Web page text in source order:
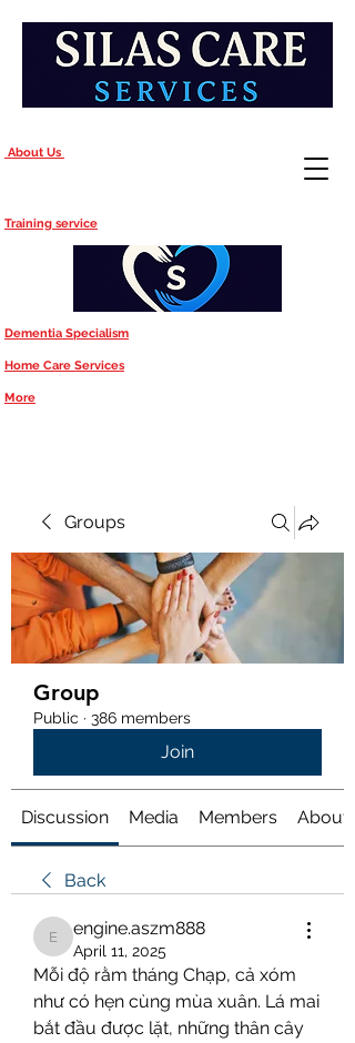
About Us
Training service
Dementia Specialism
Home Care Services
More
Groups
Group
Public · 386 members
Join
Discussion Media Members About
Back
engine.aszm888
engine.aszm888
April 11, 2025
Mỗi độ rằm tháng Chạp, cả xóm
như có hẹn cùng mùa xuân. Lá mai
bắt đầu được lặt, những thân cây